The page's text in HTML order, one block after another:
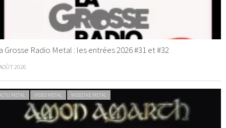
Grosse Radio Metal : les entrées 2026 #31 et #32
2026
METAL VIDEO METAL WEBZINE METAL